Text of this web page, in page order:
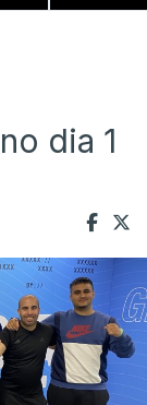
dia 1